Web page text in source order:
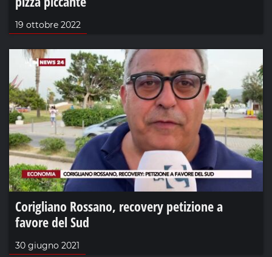
19 ottobre 2022
Corigliano Rossano, recovery petizione a
favore del Sud
30 giugno 2021